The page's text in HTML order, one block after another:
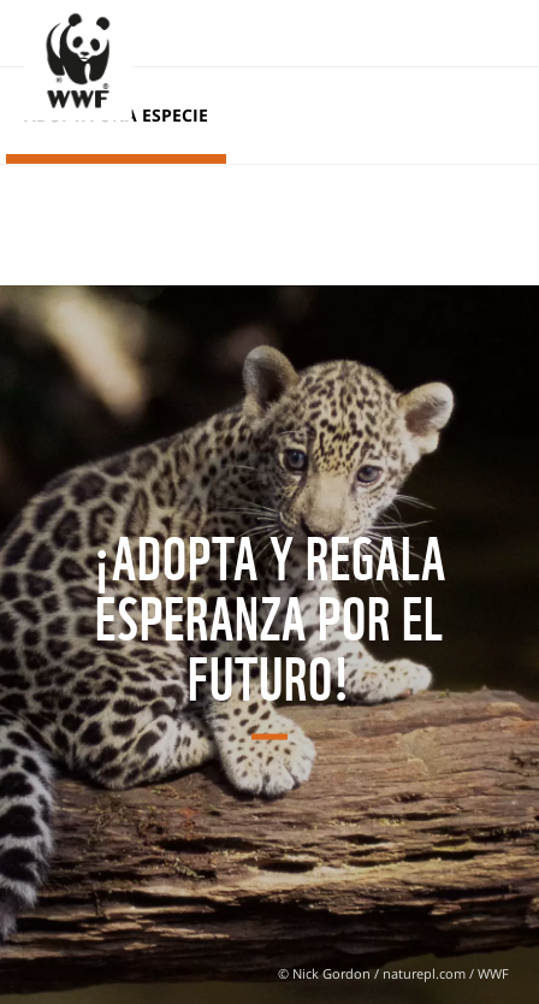
ADOPTA UNA ESPECIE
© Nick Gordon / naturepl.com / WWF
¡ADOPTA Y REGALA
ESPERANZA POR EL
FUTURO!